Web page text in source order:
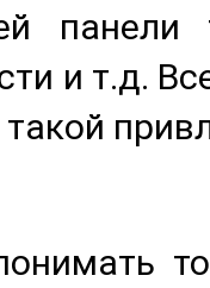
панели
и т.д.